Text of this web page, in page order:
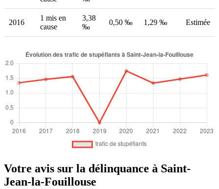
2016
1 mis en
cause
3,38
‰
0,50 ‰ 1,29 ‰ Estimée
Votre avis sur la délinquance à Saint-
Jean-la-Fouillouse